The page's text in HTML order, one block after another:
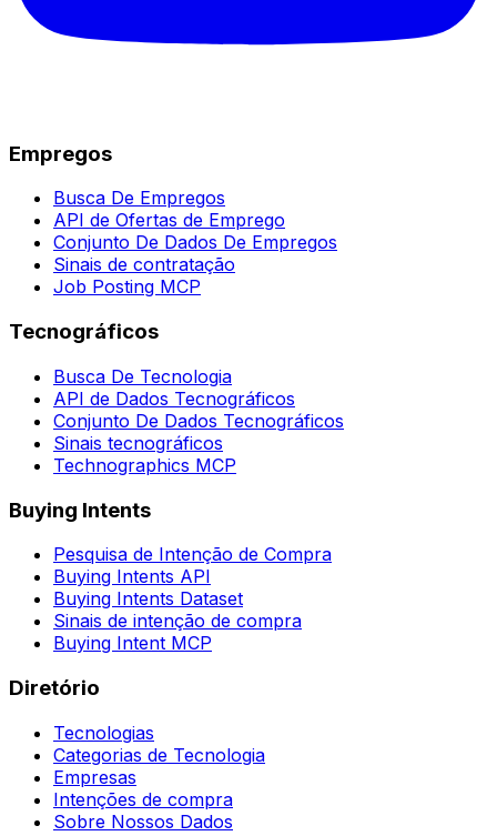
Empregos
Busca De Empregos
API de Ofertas de Emprego
Conjunto De Dados De Empregos
Sinais de contratação
Job Posting MCP
Tecnográficos
Busca De Tecnologia
API de Dados Tecnográficos
Conjunto De Dados Tecnográficos
Sinais tecnográficos
Technographics MCP
Buying Intents
Pesquisa de Intenção de Compra
Buying Intents API
Buying Intents Dataset
Sinais de intenção de compra
Buying Intent MCP
Diretório
Tecnologias
Categorias de Tecnologia
Empresas
Intenções de compra
Sobre Nossos Dados